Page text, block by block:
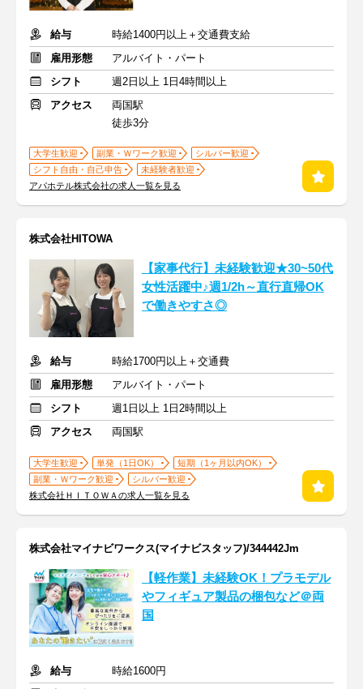
給与
時給1400円以上＋交通費支給
雇用形態
アルバイト・パート
シフト
週2日以上 1日4時間以上
アクセス
両国駅
徒歩3分
大学生歓迎 副業・Ｗワーク歓迎
シルバー歓迎
シフト自由・自己申告
未経験者歓迎
アパホテル株式会社の求人一覧を見る
株式会社HITOWA
【家事代行】未経験歓迎★30~50代
女性活躍中♪週1/2h～直行直帰OK
で働きやすさ◎
給与
時給1700円以上＋交通費
雇用形態
アルバイト・パート
シフト
週1日以上 1日2時間以上
アクセス
両国駅
大学生歓迎 単発（1日OK）
短期（1ヶ月以内OK）
副業・Ｗワーク歓迎
シルバー歓迎
株式会社ＨＩＴＯＷＡの求人一覧を見る
株式会社マイナビワークス(マイナビスタッフ)/344442Jm
【軽作業】未経験OK！プラモデル
やフィギュア製品の梱包など＠両
国
給与
時給1600円